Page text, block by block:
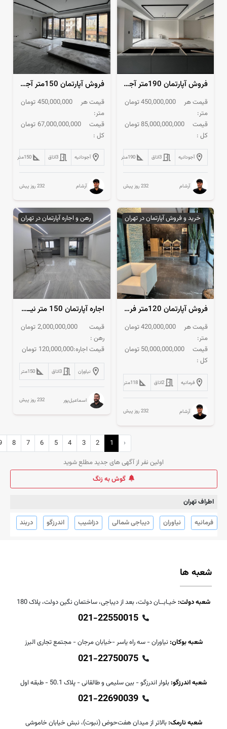
فروش آپارتمان 190متر آجودانیه مدرن کلید نخورده
قیمت هر
متر:
450,000,000تومان
قیمت
کل :
85,000,000,000تومان
آجودانیه 3اتاق 190متر
آرشام 232 روز پیش
فروش آپارتمان 150متر آجودانیه مدرن
قیمت هر
متر:
450,000,000 تومان
قیمت
کل :
67,000,000,000 تومان
آجودانیه 3اتاق 150متر
آرشام 232 روز پیش
خرید و فروش آپارتمان در تهران
فروش آپارتمان 120متر فرمانیه فول مشاعات
قیمت هر
متر:
420,000,000تومان
قیمت
کل :
50,000,000,000 تومان
فرمانیه 2اتاق 118متر
آرشام 232 روز پیش
رهن و اجاره آپارتمان در تهران
اجاره آپارتمان 150 متر نیــاوران
قیمت
رهن :
2,000,000,000 تومان
قیمت اجاره:120,000,000 تومان
نیاوران 3اتاق 150متر
اسماعیل‌پور 232 روز پیش
‹
1
2
3
4
5
6
7
8
اولین نفر از آگهی های جدید مطلع شوید
گوش به زنگ
اطراف تهران
فرمانیه نیاوران دیباجی شمالی دزاشیب اندرزگو دربند
شعبه ها
شعبه دولت: خیـابــان دولت، بعد از دیباجی، ساختمان نگین دولت، پلاک 180
021-22550015
شعبه بوکان: نیاوران - سه راه یاسر -خیابان مرجان - مجتمع تجاری البرز
021-22750075
شعبه اندرزگو: بلوار اندرزگو - بین سلیمی و طالقانی - پلاک 50.1 - طبقه اول
021-22690039
شعبه نارمک: بالاتر از میدان هفت‌حوض (نبوت)، نبش خیابان خاموشی